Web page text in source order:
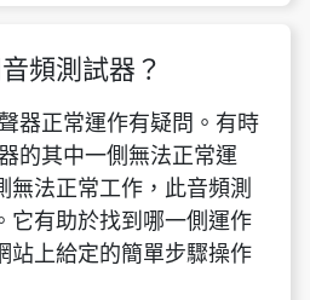
頻測試器？
器正常運作有疑問。有時
的其中一側無法正常運
無法正常工作，此音頻測
它有助於找到哪一側運作
站上給定的簡單步驟操作